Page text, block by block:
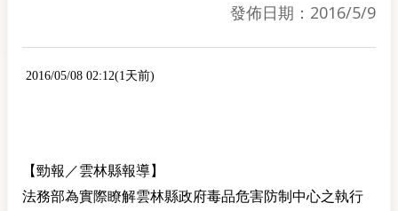
發佈日期：2016/5/9
2016/05/08 02:12(1天前)
【勁報／雲林縣報導】
法務部為實際瞭解雲林縣政府毒品危害防制中心之執行